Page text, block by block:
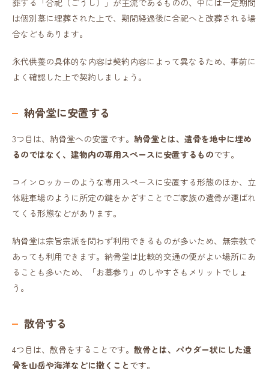
葬する「合祀（ごうし）」が主流であるものの、中には一定期間
は個別墓に埋葬された上で、期間経過後に合祀へと改葬される場
合などもあります。
永代供養の具体的な内容は契約内容によって異なるため、事前に
よく確認した上で契約しましょう。
納骨堂に安置する
3つ目は、納骨堂への安置です。 納骨堂とは、遺骨を地中に埋め
るのではなく、建物内の専用スペースに安置するものです。
コインロッカーのような専用スペースに安置する形態のほか、立
体駐車場のように所定の鍵をかざすことでご家族の遺骨が運ばれ
てくる形態などがあります。
納骨堂は宗旨宗派を問わず利用できるものが多いため、無宗教で
あっても利用できます。納骨堂は比較的交通の便がよい場所にあ
ることも多いため、「お墓参り」のしやすさもメリットでしょ
う。
散骨する
4つ目は、散骨をすることです。 散骨とは、パウダー状にした遺
骨を山岳や海洋などに撒くことです。